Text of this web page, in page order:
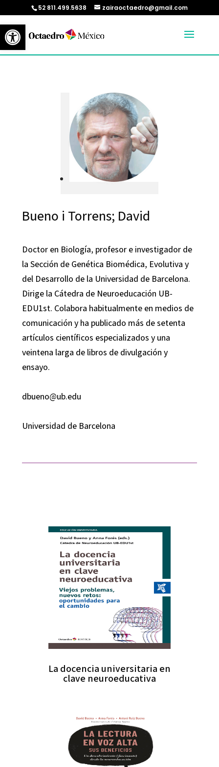
Abrir barra de herramientas
52 811.499.5638 zairaoctaedro@gmail.com
Bueno i Torrens; David
Doctor en Biología, profesor e investigador de
la Sección de Genética Biomédica, Evolutiva y
del Desarrollo de la Universidad de Barcelona.
Dirige la Cátedra de Neuroeducación UB-
EDU1st. Colabora habitualmente en medios de
comunicación y ha publicado más de setenta
artículos científicos especializados y una
veintena larga de libros de divulgación y
ensayo.
dbueno@ub.edu
Universidad de Barcelona
La docencia universitaria en
clave neuroeducativa